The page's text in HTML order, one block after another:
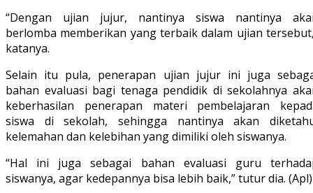
“Dengan ujian jujur, nantinya siswa nantinya
berlomba memberikan yang terbaik dalam ujian
katanya.
Selain itu pula, penerapan ujian jujur ini juga
bahan evaluasi bagi tenaga pendidik di sekolahnya
keberhasilan penerapan materi pembelajaran
siswa di sekolah, sehingga nantinya akan
kelemahan dan kelebihan yang dimiliki oleh siswanya.
“Hal ini juga sebagai bahan evaluasi guru
siswanya, agar kedepannya bisa lebih baik,” tutur dia. (Apl)